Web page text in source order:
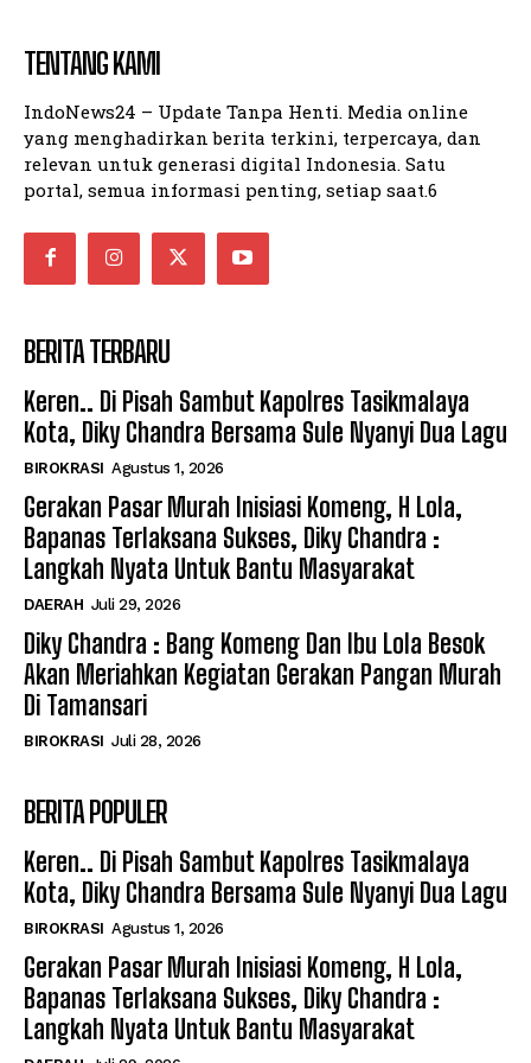
Company
Company
TENTANG KAMI
IndoNews24 – Update Tanpa Henti. Media online
yang menghadirkan berita terkini, terpercaya, dan
relevan untuk generasi digital Indonesia. Satu
portal, semua informasi penting, setiap saat.6
BERITA TERBARU
Keren.. Di Pisah Sambut Kapolres Tasikmalaya
Kota, Diky Chandra Bersama Sule Nyanyi Dua Lagu
BIROKRASI Agustus 1, 2026
Gerakan Pasar Murah Inisiasi Komeng, H Lola,
Bapanas Terlaksana Sukses, Diky Chandra :
Langkah Nyata Untuk Bantu Masyarakat
DAERAH Juli 29, 2026
Diky Chandra : Bang Komeng Dan Ibu Lola Besok
Akan Meriahkan Kegiatan Gerakan Pangan Murah
Di Tamansari
BIROKRASI Juli 28, 2026
BERITA POPULER
Keren.. Di Pisah Sambut Kapolres Tasikmalaya
Kota, Diky Chandra Bersama Sule Nyanyi Dua Lagu
BIROKRASI Agustus 1, 2026
Gerakan Pasar Murah Inisiasi Komeng, H Lola,
Bapanas Terlaksana Sukses, Diky Chandra :
Langkah Nyata Untuk Bantu Masyarakat